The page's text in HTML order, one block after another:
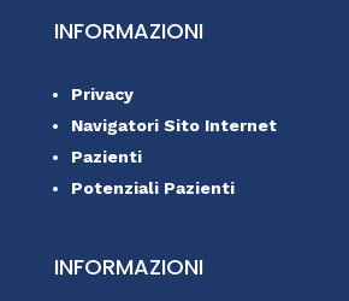
INFORMAZIONI
Privacy
Navigatori Sito Internet
Pazienti
Potenziali Pazienti
INFORMAZIONI